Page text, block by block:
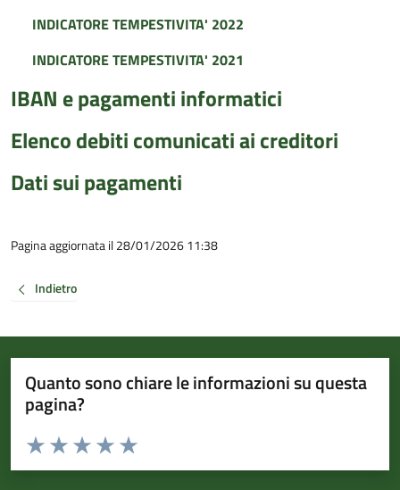
INDICATORE TEMPESTIVITA' 2022
INDICATORE TEMPESTIVITA' 2021
IBAN e pagamenti informatici
Elenco debiti comunicati ai creditori
Dati sui pagamenti
Pagina aggiornata il 28/01/2026 11:38
Indietro
Quanto sono chiare le informazioni su questa
pagina?
Valuta da 1 a 5 stelle la pagina
Valuta 5 stelle su 5
Valuta 4 stelle su 5
Valuta 3 stelle su 5
Valuta 2 stelle su 5
Valuta 1 stelle su 5